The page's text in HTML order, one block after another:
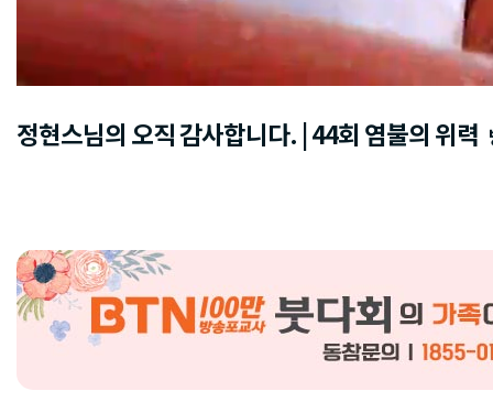
정현스님의 오직 감사합니다. | 44회 염불의 위력